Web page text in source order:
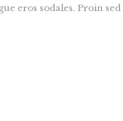
eros sodales. Proin